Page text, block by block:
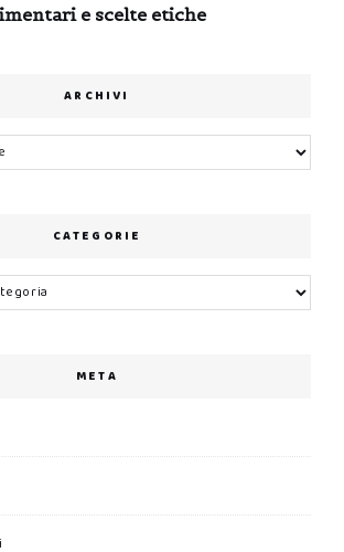
e scelte etiche
ARCHIVI
CATEGORIE
META